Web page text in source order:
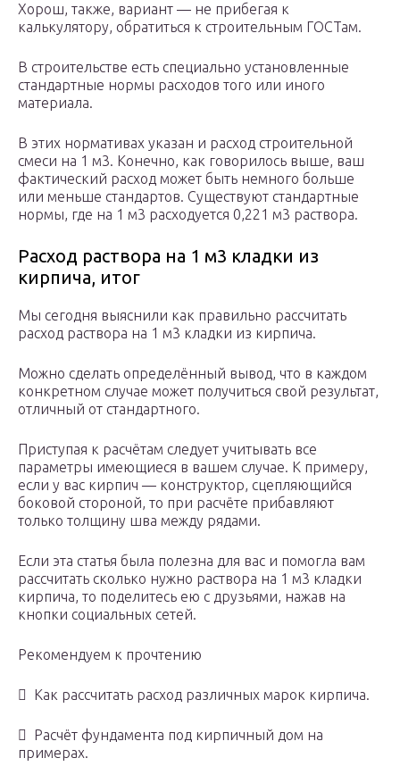
Хорош, также, вариант — не прибегая к
калькулятору, обратиться к строительным ГОСТам.
В строительстве есть специально установленные
стандартные нормы расходов того или иного
материала.
В этих нормативах указан и расход строительной
смеси на 1 м3. Конечно, как говорилось выше, ваш
фактический расход может быть немного больше
или меньше стандартов. Существуют стандартные
нормы, где на 1 м3 расходуется 0,221 м3 раствора.
Расход раствора на 1 м3 кладки из
кирпича, итог
Мы сегодня выяснили как правильно рассчитать
расход раствора на 1 м3 кладки из кирпича.
Можно сделать определённый вывод, что в каждом
конкретном случае может получиться свой результат,
отличный от стандартного.
Приступая к расчётам следует учитывать все
параметры имеющиеся в вашем случае. К примеру,
если у вас кирпич — конструктор, сцепляющийся
боковой стороной, то при расчёте прибавляют
только толщину шва между рядами.
Если эта статья была полезна для вас и помогла вам
рассчитать сколько нужно раствора на 1 м3 кладки
кирпича, то поделитесь ею с друзьями, нажав на
кнопки социальных сетей.
Рекомендуем к прочтению
 Как рассчитать расход различных марок кирпича.
 Расчёт фундамента под кирпичный дом на
примерах.